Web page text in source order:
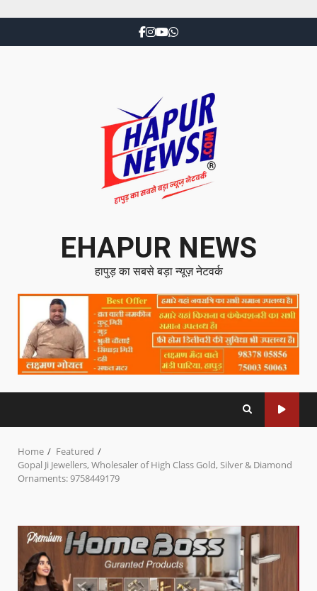
EHAPUR NEWS
हापुड़ का सबसे बड़ा न्यूज़ नेटवर्क
Home
Featured
Gopal Ji Jewellers, Wholesaler of High Class Gold, Silver & Diamond
Ornaments: 9758449179